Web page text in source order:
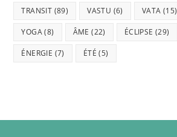
TRANSIT (89) VASTU (6) VATA (15)
YOGA(8) ÂME (22) ÉCLIPSE (29)
ÉNERGIE (7) ÉTÉ (5)